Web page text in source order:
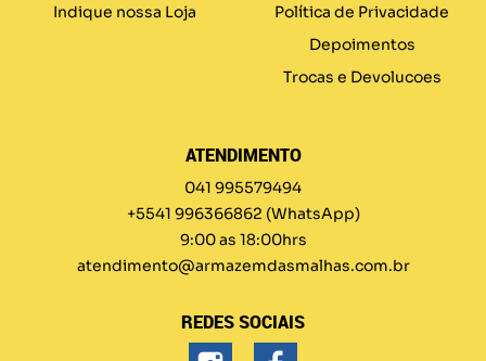
Indique nossa Loja
Política de Privacidade
Depoimentos
Trocas e Devolucoes
ATENDIMENTO
041 995579494
+5541 996366862 (WhatsApp)
9:00 as 18:00hrs
atendimento@armazemdasmalhas.com.br
REDES SOCIAIS